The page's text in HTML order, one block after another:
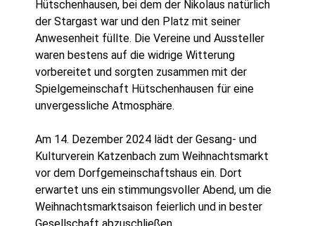
Hütschenhausen, bei dem der Nikolaus natürlich
der Stargast war und den Platz mit seiner
Anwesenheit füllte. Die Vereine und Aussteller
waren bestens auf die widrige Witterung
vorbereitet und sorgten zusammen mit der
Spielgemeinschaft Hütschenhausen für eine
unvergessliche Atmosphäre.
Am 14. Dezember 2024 lädt der Gesang- und
Kulturverein Katzenbach zum Weihnachtsmarkt
vor dem Dorfgemeinschaftshaus ein. Dort
erwartet uns ein stimmungsvoller Abend, um die
Weihnachtsmarktsaison feierlich und in bester